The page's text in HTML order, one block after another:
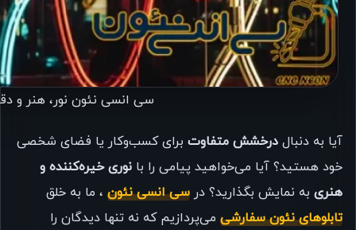
سی انسی نئون نور، هنر و
آیا به دنبال درخشش متفاوت برای کسب‌وکار یا فضای شخصی
خود هستید؟ آیا می‌خواهید پیامی را با نوری خیره‌کننده و
هنری به نمایش بگذارید؟ در سی انسی نئون ، ما به خلق
تابلوهای نئون سفارشی می‌پردازیم که نه تنها دیدگان را